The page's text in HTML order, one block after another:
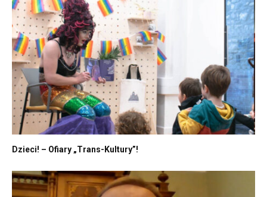
Dzieci! – Ofiary „Trans-Kultury”!